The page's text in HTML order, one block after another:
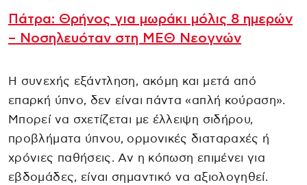
Πάτρα: Θρήνος για μωράκι μόλις 8 ημερών
– Νοσηλευόταν στη ΜΕΘ Νεογνών
Η συνεχής εξάντληση, ακόμη και μετά από
επαρκή ύπνο, δεν είναι πάντα «απλή κούραση».
Μπορεί να σχετίζεται με έλλειψη σιδήρου,
προβλήματα ύπνου, ορμονικές διαταραχές ή
χρόνιες παθήσεις. Αν η κόπωση επιμένει για
εβδομάδες, είναι σημαντικό να αξιολογηθεί.